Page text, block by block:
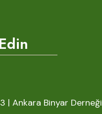
Ankara Binyar Derneği